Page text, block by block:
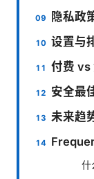
隐私政
设置与
付费 vs
安全最
未来趋
什